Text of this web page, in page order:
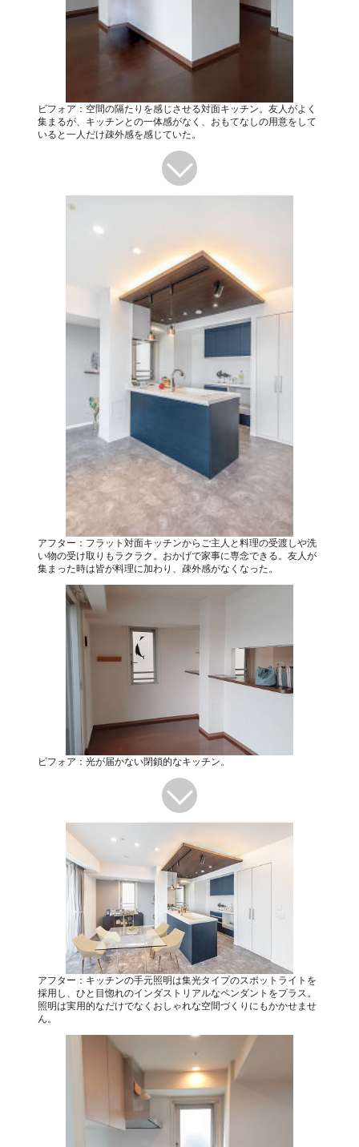
ビフォア：空間の隔たりを感じさせる対面キッチン。友人がよく
集まるが、キッチンとの一体感がなく、おもてなしの用意をして
いると一人だけ疎外感を感じていた。
アフター：フラット対面キッチンからご主人と料理の受渡しや洗
い物の受け取りもラクラク。おかげで家事に専念できる。友人が
集まった時は皆が料理に加わり、疎外感がなくなった。
ビフォア：光が届かない閉鎖的なキッチン。
アフター：キッチンの手元照明は集光タイプのスポットライトを
採用し、ひと目惚れのインダストリアルなペンダントをプラス。
照明は実用的なだけでなくおしゃれな空間づくりにもかかせませ
ん。